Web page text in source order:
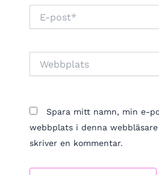
post*
Spara mitt namn, min e-
webbplats i denna
skriver en kommentar.